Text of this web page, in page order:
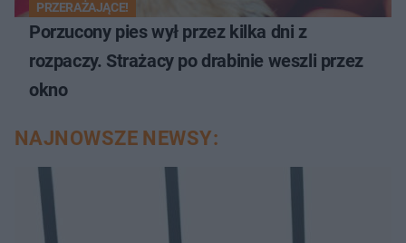
PRZERAŻAJĄCE!
Porzucony pies wył przez kilka dni z
rozpaczy. Strażacy po drabinie weszli przez
okno
NAJNOWSZE NEWSY: